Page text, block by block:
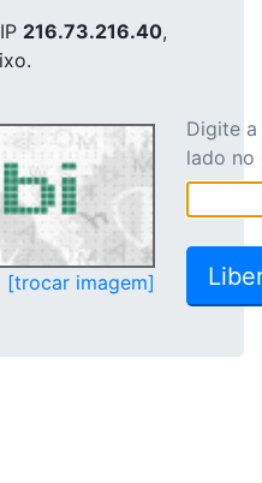
216.73.216.40,
[trocar imagem]
Digite
lado no